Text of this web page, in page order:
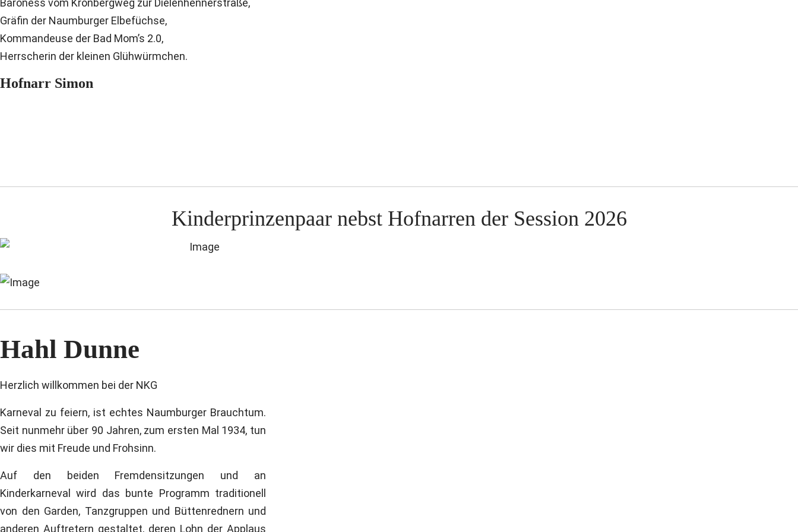
Baroness vom Kronbergweg zur Dielenhennerstraße,
Gräfin der Naumburger Elbefüchse,
Kommandeuse der Bad Mom’s 2.0,
Herrscherin der kleinen Glühwürmchen.
Hofnarr Simon
Kinderprinzenpaar nebst Hofnarren der Session 2026
Hahl Dunne
Herzlich willkommen bei der NKG
Karneval zu feiern, ist echtes Naumburger Brauchtum.
Seit nunmehr über 90 Jahren, zum ersten Mal 1934, tun
wir dies mit Freude und Frohsinn.
Auf den beiden Fremdensitzungen und an
Kinderkarneval wird das bunte Programm traditionell
von den Garden, Tanzgruppen und Büttenrednern und
anderen Auftretern gestaltet, deren Lohn der Applaus